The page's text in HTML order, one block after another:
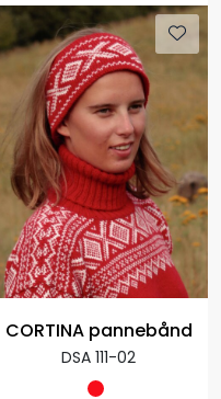
CORTINA pannebånd
DSA 111-02